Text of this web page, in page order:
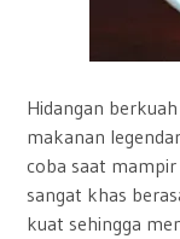
Hidangan
makanan
coba saat
sangat khas
kuat sehingga